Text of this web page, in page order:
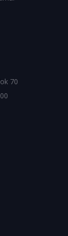
70